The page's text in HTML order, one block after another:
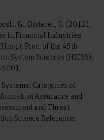
G., Disterer, G. (2012),
in Financial Industries
Proc. of the 45th
System Sciences (HICSS),
5001.
Categories of
Assurance and
and Threat
Science Reference: